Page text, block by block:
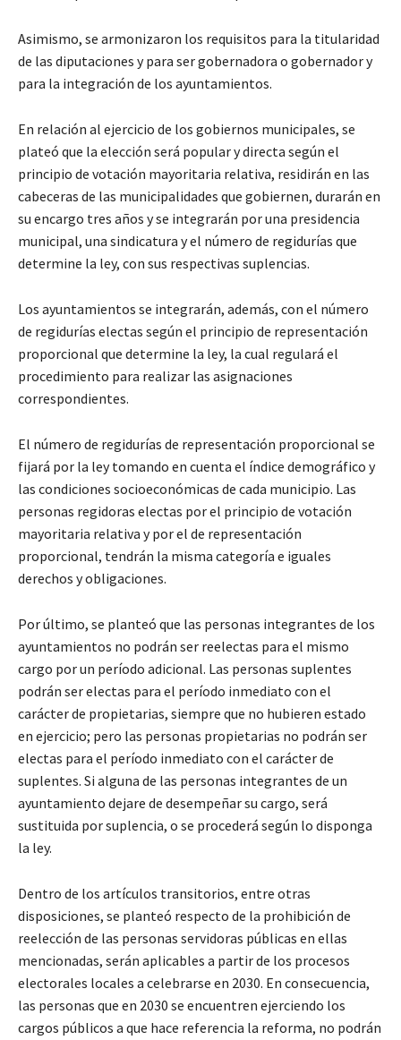
Asimismo, se armonizaron los requisitos para la titularidad
de las diputaciones y para ser gobernadora o gobernador y
para la integración de los ayuntamientos.
En relación al ejercicio de los gobiernos municipales, se
plateó que la elección será popular y directa según el
principio de votación mayoritaria relativa, residirán en las
cabeceras de las municipalidades que gobiernen, durarán en
su encargo tres años y se integrarán por una presidencia
municipal, una sindicatura y el número de regidurías que
determine la ley, con sus respectivas suplencias.
Los ayuntamientos se integrarán, además, con el número
de regidurías electas según el principio de representación
proporcional que determine la ley, la cual regulará el
procedimiento para realizar las asignaciones
correspondientes.
El número de regidurías de representación proporcional se
fijará por la ley tomando en cuenta el índice demográfico y
las condiciones socioeconómicas de cada municipio. Las
personas regidoras electas por el principio de votación
mayoritaria relativa y por el de representación
proporcional, tendrán la misma categoría e iguales
derechos y obligaciones.
Por último, se planteó que las personas integrantes de los
ayuntamientos no podrán ser reelectas para el mismo
cargo por un período adicional. Las personas suplentes
podrán ser electas para el período inmediato con el
carácter de propietarias, siempre que no hubieren estado
en ejercicio; pero las personas propietarias no podrán ser
electas para el período inmediato con el carácter de
suplentes. Si alguna de las personas integrantes de un
ayuntamiento dejare de desempeñar su cargo, será
sustituida por suplencia, o se procederá según lo disponga
la ley.
Dentro de los artículos transitorios, entre otras
disposiciones, se planteó respecto de la prohibición de
reelección de las personas servidoras públicas en ellas
mencionadas, serán aplicables a partir de los procesos
electorales locales a celebrarse en 2030. En consecuencia,
las personas que en 2030 se encuentren ejerciendo los
cargos públicos a que hace referencia la reforma, no podrán